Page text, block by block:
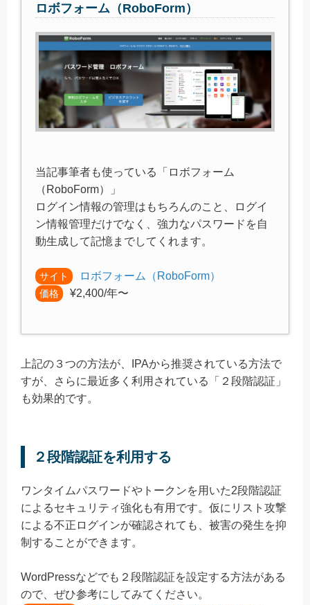
ロボフォーム（RoboForm）
当記事筆者も使っている「ロボフォーム
（RoboForm）」
ログイン情報の管理はもちろんのこと、ログイ
ン情報管理だけでなく、強力なパスワードを自
動生成して記憶までしてくれます。
サイト ロボフォーム（RoboForm）
価格 ¥2,400/年〜
上記の３つの方法が、IPAから推奨されている方法で
すが、さらに最近多く利用されている「２段階認証」
も効果的です。
２段階認証を利用する
ワンタイムパスワードやトークンを用いた2段階認証
によるセキュリティ強化も有用です。仮にリスト攻撃
による不正ログインが確認されても、被害の発生を抑
制することができます。
WordPressなどでも２段階認証を設定する方法がある
ので、ぜひ参考にしてみてください。